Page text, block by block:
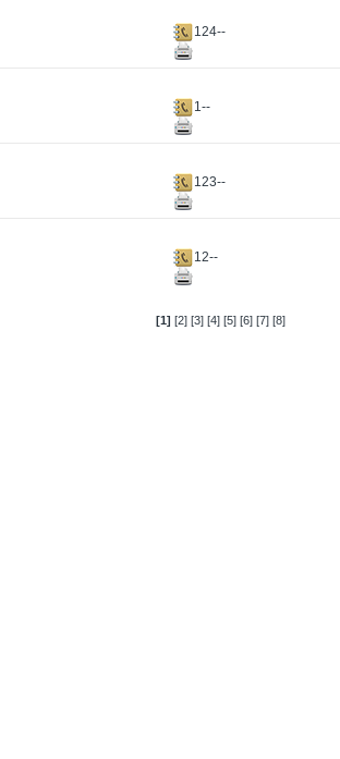
124--
1--
123--
12--
[1] [2] [3] [4] [5] [6] [7] [8]